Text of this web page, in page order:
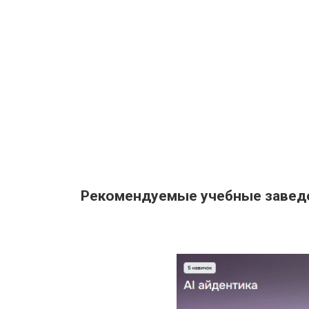
Рекомендуемые учебные